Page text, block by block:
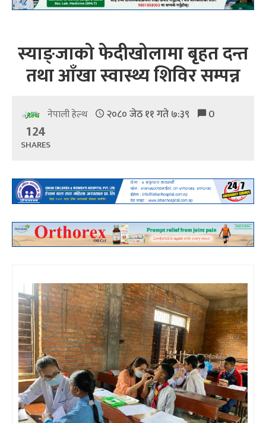
स्याङ्जाको फेदीखोलामा बृहत दन्त
तथा आँखा स्वास्थ्य शिविर सम्पन्न
नेपाली हेल्थ २०८० जेठ ११ गते ७:३९ 0
124
SHARES